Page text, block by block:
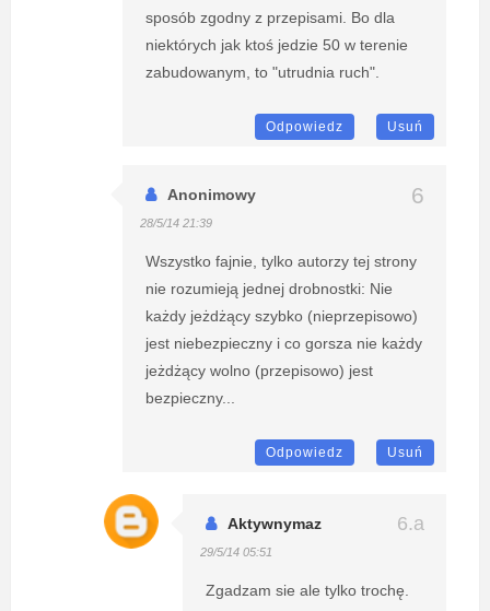
sposób zgodny z przepisami. Bo dla
niektórych jak ktoś jedzie 50 w terenie
zabudowanym, to "utrudnia ruch".
Odpowiedz Usuń
Anonimowy
28/5/14 21:39
Wszystko fajnie, tylko autorzy tej strony
nie rozumieją jednej drobnostki: Nie
każdy jeżdżący szybko (nieprzepisowo)
jest niebezpieczny i co gorsza nie każdy
jeżdżący wolno (przepisowo) jest
bezpieczny...
Odpowiedz Usuń
Aktywnymaz
29/5/14 05:51
Zgadzam sie ale tylko trochę.